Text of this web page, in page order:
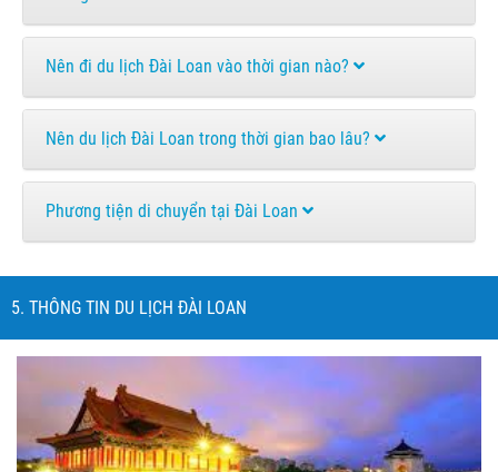
Nên đi du lịch Đài Loan vào thời gian nào?
Nên du lịch Đài Loan trong thời gian bao lâu?
Phương tiện di chuyển tại Đài Loan
5. THÔNG TIN DU LỊCH ĐÀI LOAN